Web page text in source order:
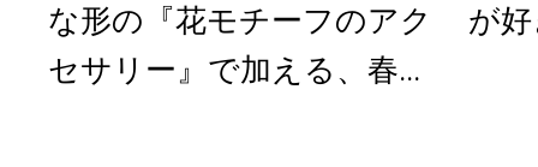
な形の『花モチーフのアク
セサリー』で加える、春...
が